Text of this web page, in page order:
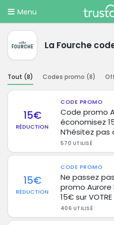
Menu
La Fourche
Tout (8) Codes promo (8)
15€
RÉDUCTION
CODE PROMO
Code promo
économisez
N’hésitez
570 UTILISÉ
15€
RÉDUCTION
CODE PROMO
Ne passez
promo Aurore
15€ sur
406 UTILISÉ